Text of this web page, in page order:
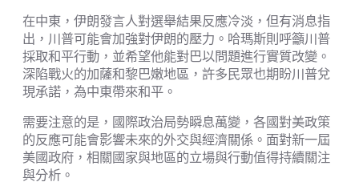
在中東，伊朗發言人對選舉結果反應冷淡，但有消息指
出，川普可能會加強對伊朗的壓力。哈瑪斯則呼籲川普
採取和平行動，並希望他能對巴以問題進行實質改變。
深陷戰火的加薩和黎巴嫩地區，許多民眾也期盼川普兌
現承諾，為中東帶來和平。
需要注意的是，國際政治局勢瞬息萬變，各國對美政策
的反應可能會影響未來的外交與經濟關係。面對新一屆
美國政府，相關國家與地區的立場與行動值得持續關注
與分析。